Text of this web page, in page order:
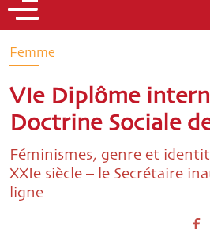
Femme
VIe Diplôme
Doctrine Sociale
Féminismes, genre et
XXIe siècle – le Secrétaire
ligne